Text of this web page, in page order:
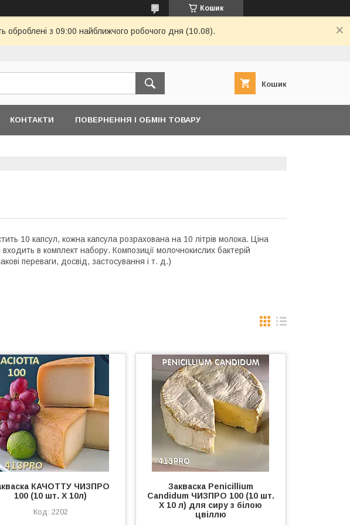
Кошик
оброблені з 09:00 найближчого робочого дня (10.08).
Кошик
КОНТАКТИ ПОВЕРНЕННЯ І ОБМІН ТОВАРУ
10 капсул, кожна капсула розрахована на 10 літрів молока. Ціна
в комплект набору. Композиції молочнокислих бактерій
переваги, досвід, застосування і т. д.)
КАЧОТТУ ЧИЗПРО
100 (10 шт. Х 10л)
2202
Закваска Penicillium
Candidum ЧИЗПРО 100 (10 шт.
Х 10 л) для сиру з білою
цвіллю